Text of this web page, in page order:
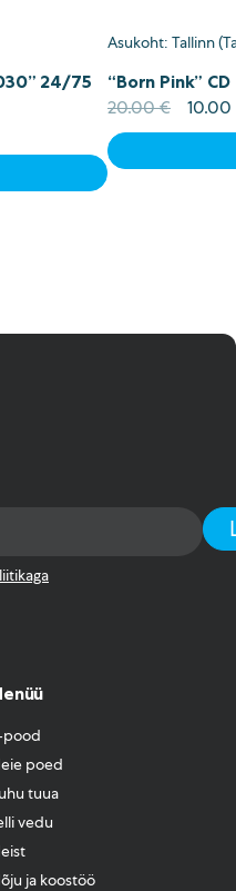
24/75
Asukoht: Tallinn
“Born Pink”
20.00€
Algne
hind
10.00
pood
poed
tuua
vedu
ja koostöö